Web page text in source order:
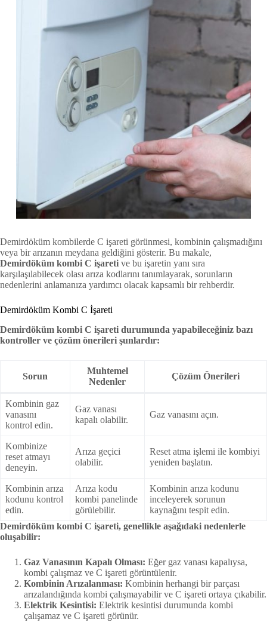
Demirdöküm kombilerde C işareti görünmesi, kombinin çalışmadığını
veya bir arızanın meydana geldiğini gösterir. Bu makale,
Demirdöküm kombi C işareti ve bu işaretin yanı sıra
karşılaşılabilecek olası arıza kodlarını tanımlayarak, sorunların
nedenlerini anlamanıza yardımcı olacak kapsamlı bir rehberdir.
Demirdöküm Kombi C İşareti
Demirdöküm kombi C işareti durumunda yapabileceğiniz bazı
kontroller ve çözüm önerileri şunlardır:
Sorun
Muhtemel
Nedenler
Çözüm Önerileri
Kombinin gaz
vanasını
kontrol edin.
Gaz vanası
kapalı olabilir.
Gaz vanasını açın.
Kombinize
reset atmayı
deneyin.
Arıza geçici
olabilir.
Reset atma işlemi ile kombiyi
yeniden başlatın.
Kombinin arıza
kodunu kontrol
edin.
Arıza kodu
kombi panelinde
görülebilir.
Kombinin arıza kodunu
inceleyerek sorunun
kaynağını tespit edin.
Demirdöküm kombi C işareti, genellikle aşağıdaki nedenlerle
oluşabilir:
Gaz Vanasının Kapalı Olması: Eğer gaz vanası kapalıysa,
kombi çalışmaz ve C işareti görüntülenir.
Kombinin Arızalanması: Kombinin herhangi bir parçası
arızalandığında kombi çalışmayabilir ve C işareti ortaya çıkabilir.
Elektrik Kesintisi: Elektrik kesintisi durumunda kombi
çalışamaz ve C işareti görünür.